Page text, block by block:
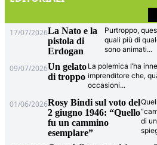
17/07/2026La Nato e la
pistola di
Erdogan
Purtroppo,
quali più di
sono animati...
09/07/2026Un gelato
di troppo
La polemica l’ha
imprenditore che,
occasioni...
01/06/2026Rosy Bindi sul voto del
2 giugno 1946: “Quello
fu un cammino
esemplare”
di